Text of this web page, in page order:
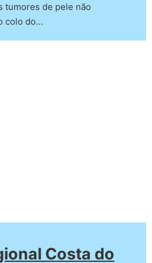
tumores de pele não
colo do…
Costa do